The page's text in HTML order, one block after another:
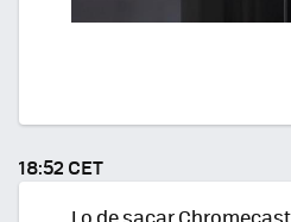
18:52 CET
Lo de sacar